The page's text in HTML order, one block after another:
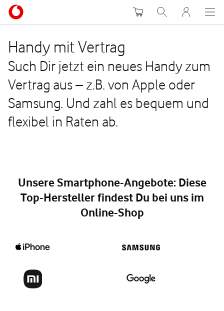
WarenkorbSuche MeinVodafone
Handy mit Vertrag
Such Dir jetzt ein neues Handy zum
Vertrag aus – z.B. von Apple oder
Samsung. Und zahl es bequem und
flexibel in Raten ab.
Unsere Smartphone-Angebote: Diese
Top-Hersteller findest Du bei uns im
Online-Shop